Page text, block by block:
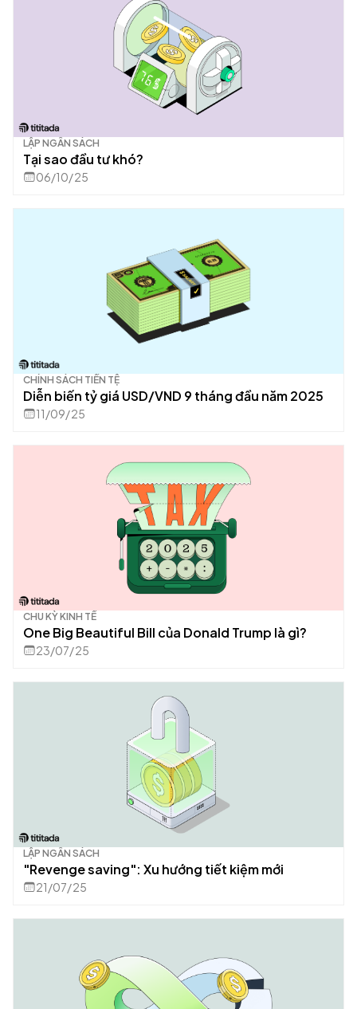
LẬP NGÂN SÁCH
Tại sao đầu tư khó?
06/10/25
CHÍNH SÁCH TIỀN TỆ
Diễn biến tỷ giá USD/VND 9 tháng đầu năm 2025
11/09/25
CHU KỲ KINH TẾ
One Big Beautiful Bill của Donald Trump là gì?
23/07/25
LẬP NGÂN SÁCH
"Revenge saving": Xu hướng tiết kiệm mới
21/07/25